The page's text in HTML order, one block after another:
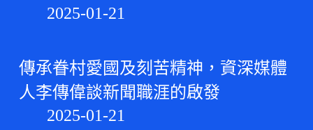
2025-01-21
傳承眷村愛國及刻苦精神，資深媒體
人李傳偉談新聞職涯的啟發
2025-01-21